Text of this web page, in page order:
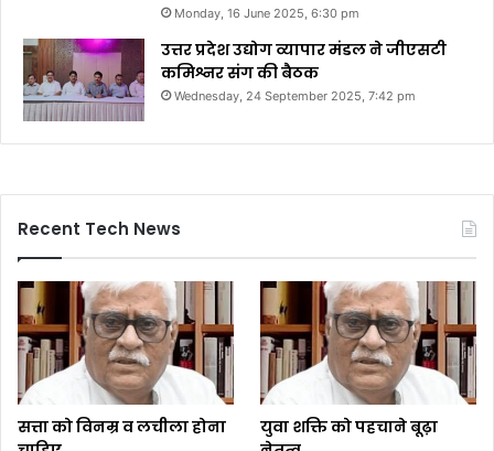
Monday, 16 June 2025, 6:30 pm
उत्तर प्रदेश उद्योग व्यापार मंडल ने जीएसटी
कमिश्नर संग की बैठक
Wednesday, 24 September 2025, 7:42 pm
Recent Tech News
सत्ता को विनम्र व लचीला होना
युवा शक्ति को पहचाने बूढ़ा